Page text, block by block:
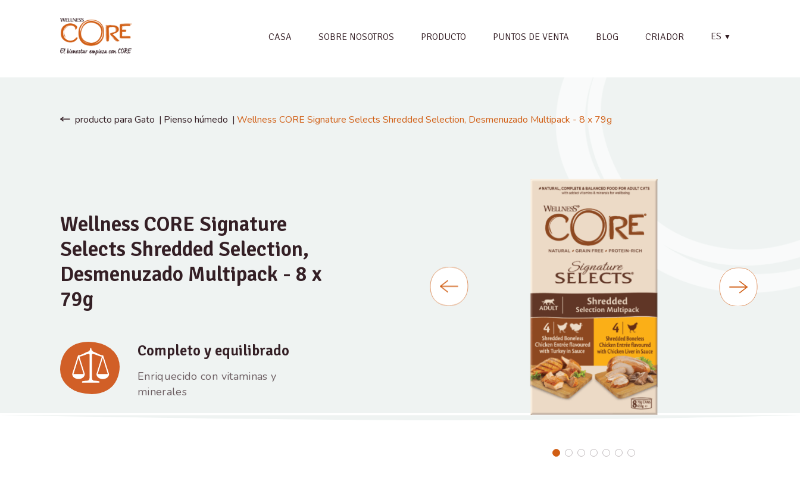
CASA SOBRE NOSOTROS PRODUCTO PUNTOS DE VENTA BLOG CRIADOR ES ▼
producto para Gato Pienso húmedo Wellness CORE Signature Selects Shredded Selection, Desmenuzado Multipack - 8 x 79g
Wellness CORE Signature
Selects Shredded Selection,
Desmenuzado Multipack - 8 x
79g
Completo y equilibrado
Enriquecido con vitaminas y
minerales